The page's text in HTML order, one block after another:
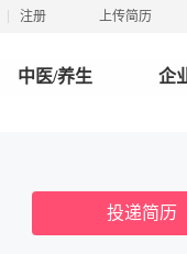
注册 上传简历
中医/养生 企
投递简历